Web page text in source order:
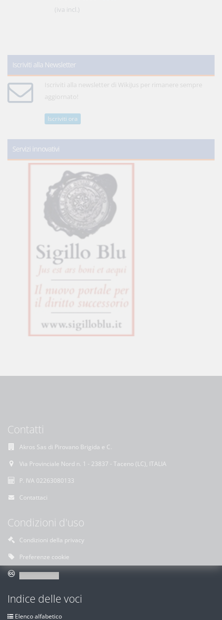
(iva incl.)
Iscriviti alla Newsletter
Iscriviti alla newsletter di WikiJus per rimanere sempre
aggiornato!
Iscriviti ora
Servizi innovativi
Contatti
Akros Sas di Pirovano Brigida e C.
Via Provinciale Nord n. 1 - 23837 - Taceno (LC), ITALIA
P. IVA 02263080133
Contattaci
Condizioni d'uso
Condizioni della privacy
Preferenze cookie
Indice delle voci
Elenco alfabetico